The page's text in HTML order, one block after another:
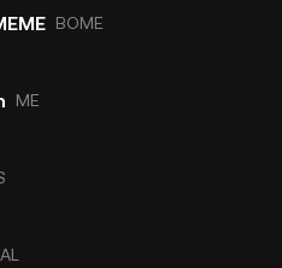
BOME
ME